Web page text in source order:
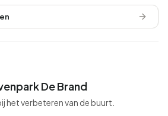
De Brand
het verbeteren van de buurt.